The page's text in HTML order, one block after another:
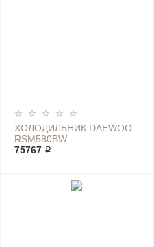
ХОЛОДИЛЬНИК DAEWOO
RSM580BW
75767 ₽